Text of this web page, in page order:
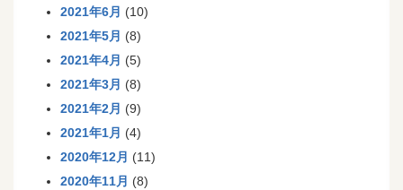
2021年6月 (10)
2021年5月 (8)
2021年4月 (5)
2021年3月 (8)
2021年2月 (9)
2021年1月 (4)
2020年12月 (11)
2020年11月 (8)